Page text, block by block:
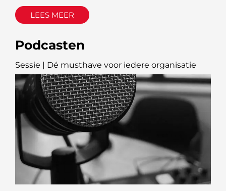
LEES MEER
Podcasten
Sessie | Dé musthave voor iedere organisatie